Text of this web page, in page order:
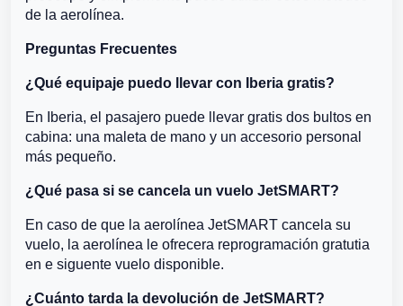
de la aerolínea.
Preguntas Frecuentes
¿Qué equipaje puedo llevar con Iberia gratis?
En Iberia, el pasajero puede llevar gratis dos bultos en
cabina: una maleta de mano y un accesorio personal
más pequeño.
¿Qué pasa si se cancela un vuelo JetSMART?
En caso de que la aerolínea JetSMART cancela su
vuelo, la aerolínea le ofrecera reprogramación gratutia
en e siguente vuelo disponible.
¿Cuánto tarda la devolución de JetSMART?